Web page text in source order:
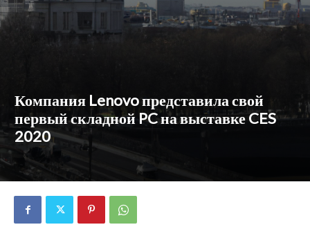
Компания Lenovo представила свой
первый складной PC на выставке CES
2020